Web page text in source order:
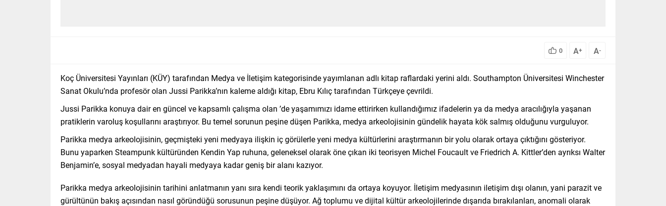
0 A+ A-
Koç Üniversitesi Yayınları (KÜY) tarafından Medya ve İletişim kategorisinde yayımlanan adlı kitap raflardaki yerini aldı. Southampton Üniversitesi Winchester
Sanat Okulu’nda profesör olan Jussi Parikka’nın kaleme aldığı kitap, Ebru Kılıç tarafından Türkçeye çevrildi.
Jussi Parikka konuya dair en güncel ve kapsamlı çalışma olan ’de yaşamımızı idame ettirirken kullandığımız ifadelerin ya da medya aracılığıyla yaşanan
pratiklerin varoluş koşullarını araştırıyor. Bu temel sorunun peşine düşen Parikka, medya arkeolojisinin gündelik hayata kök salmış olduğunu vurguluyor.
Parikka medya arkeolojisinin, geçmişteki yeni medyaya ilişkin iç görülerle yeni medya kültürlerini araştırmanın bir yolu olarak ortaya çıktığını gösteriyor.
Bunu yaparken Steampunk kültüründen Kendin Yap ruhuna, geleneksel olarak öne çıkan iki teorisyen Michel Foucault ve Friedrich A. Kittler’den ayrıksı Walter
Benjamin’e, sosyal medyadan hayali medyaya kadar geniş bir alanı kazıyor.
Parikka medya arkeolojisinin tarihini anlatmanın yanı sıra kendi teorik yaklaşımını da ortaya koyuyor. İletişim medyasının iletişim dışı olanın, yani parazit ve
gürültünün bakış açısından nasıl göründüğü sorusunun peşine düşüyor. Ağ toplumu ve dijital kültür arkeolojilerinde dışarıda bırakılanları, anomali olarak